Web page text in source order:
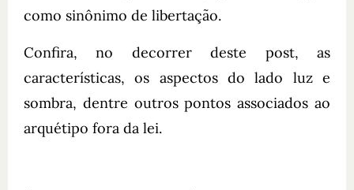
como sinônimo de libertação.
Confira, no decorrer deste post, as
características, os aspectos do lado luz e
sombra, dentre outros pontos associados ao
arquétipo fora da lei.